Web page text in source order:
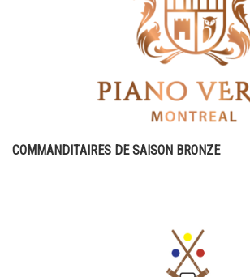
COMMANDITAIRES DE SAISON BRONZE